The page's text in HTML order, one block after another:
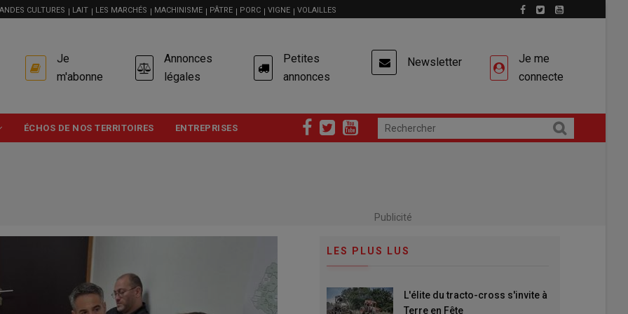
CULTURES LAIT LES MARCHÉS MACHINISME PÂTRE PORC VIGNE VOLAILLES
USER
ACCOUNT
MENU
Je
m'abonne
Annonces
légales
Petites
annonces
Newsletter
Je me
connecte
ÉCHOS DE NOS TERRITOIRES ENTREPRISES
Publicité
LES PLUS LUS
L'élite du tracto-cross s'invite à
Terre en Fête